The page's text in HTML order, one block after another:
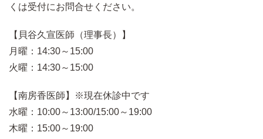
くは受付にお問合せください。
【貝谷久宣医師（理事長）】
月曜：14:30～15:00
火曜：14:30～15:00
【南房香医師】※現在休診中です
水曜：10:00～13:00/15:00～19:00
木曜：15:00～19:00